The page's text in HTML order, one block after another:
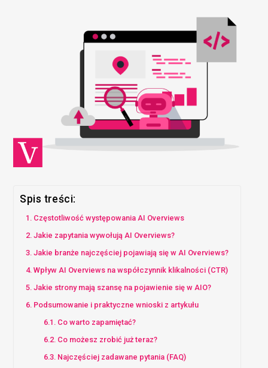
Spis treści:
Częstotliwość występowania AI Overviews
Jakie zapytania wywołują AI Overviews?
Jakie branże najczęściej pojawiają się w AI Overviews?
Wpływ AI Overviews na współczynnik klikalności (CTR)
Jakie strony mają szansę na pojawienie się w AIO?
Podsumowanie i praktyczne wnioski z artykułu
Co warto zapamiętać?
Co możesz zrobić już teraz?
Najczęściej zadawane pytania (FAQ)